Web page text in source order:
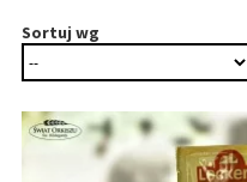
Sortuj wg